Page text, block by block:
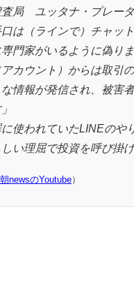
査局 ユッタナ・プレー
口は（ラインで）チャッ
門家がいるように偽り
カウント）からは取引
な情報が発信され、被害
使われていたLINEのや
い理屈で投資を呼び掛け
newsのYoutube）